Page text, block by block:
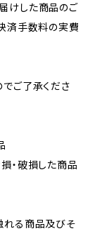
けした商品のご
済手数料の実費
ご了承くださ
・破損した商品
れる商品及びそ